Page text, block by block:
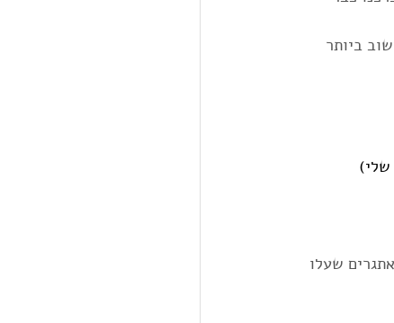
ביותר
שנבנה בשנות ה80, הציב מספר אתגרים שעלו